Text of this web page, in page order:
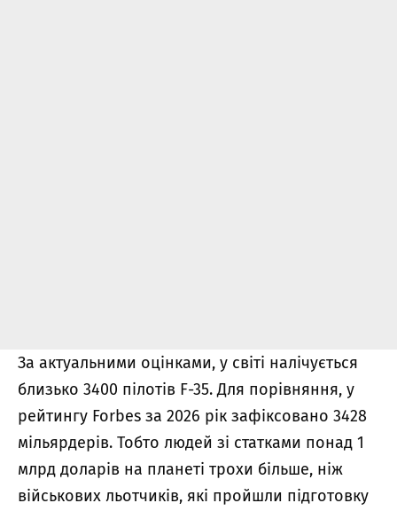
За актуальними оцінками, у світі налічується
близько 3400 пілотів F-35. Для порівняння, у
рейтингу Forbes за 2026 рік зафіксовано 3428
мільярдерів. Тобто людей зі статками понад 1
млрд доларів на планеті трохи більше, ніж
військових льотчиків, які пройшли підготовку